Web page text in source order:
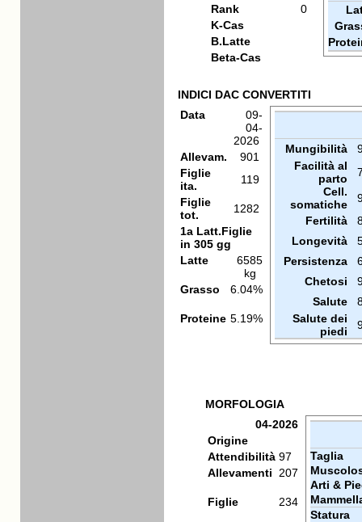
Rank
0
K-Cas
B.Latte
Beta-Cas
INDICI DAC CONVERTITI
Data
09-
04-
2026
Allevam.
901
Figlie
ita.
119
Figlie
tot.
1282
1a Latt.Figlie
in 305 gg
Latte
6585
kg
Grasso
6.04%
Proteine 5.19%
Mungibilità
Facilità al
parto
Cell.
somatiche
Fertilità
Longevità
Persistenza
Chetosi
Salute
Salute dei
piedi
MORFOLOGIA
04-2026
Origine
Attendibilità 97
Allevamenti
207
Figlie 234
Taglia
Arti &
Statura